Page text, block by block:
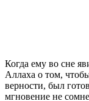
Когда ему во сне
Аллаха о том,
верности, был
мгновение не